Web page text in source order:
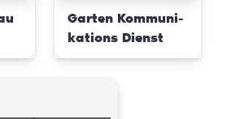
Garten Kommuni-
kations Dienst